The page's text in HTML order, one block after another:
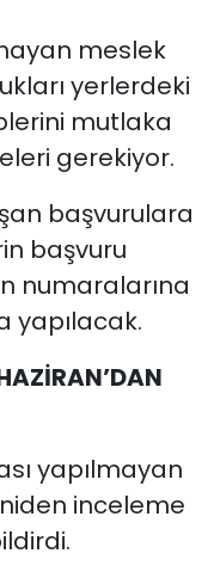
meslek
yerlerdeki
mutlaka
gerekiyor.
başvurulara
başvuru
numaralarına
yapılacak.
yapılmayan
inceleme